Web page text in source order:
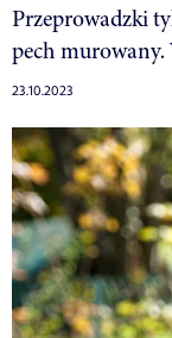
Przeprowadzki
pech murowany.
23.10.2023